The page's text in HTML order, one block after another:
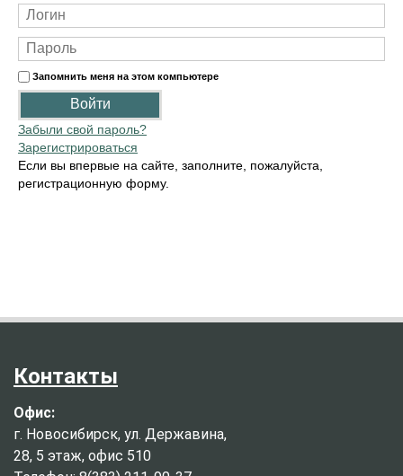
Запомнить меня на этом компьютере
Забыли свой пароль?
Зарегистрироваться
Если вы впервые на сайте, заполните, пожалуйста,
регистрационную форму.
Контакты
Офис:
г. Новосибирск, ул. Державина,
28, 5 этаж, офис 510